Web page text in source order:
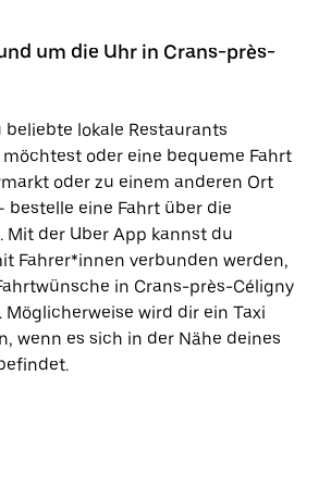
um die Uhr in Crans-près-
beliebte lokale Restaurants
oder eine bequeme Fahrt
oder zu einem anderen Ort
bestelle eine Fahrt über die
Mit der Uber App kannst du
Fahrer*innen verbunden werden,
in Crans-près-Céligny
Möglicherweise wird dir ein Taxi
wenn es sich in der Nähe deines